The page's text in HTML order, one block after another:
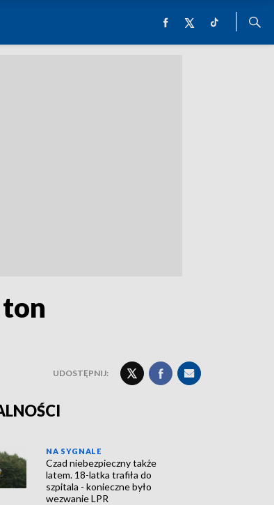
UDOSTĘPNIJ:
NA SYGNALE
Czad niebezpieczny także
latem. 18-latka trafiła do
szpitala - konieczne było
wezwanie LPR